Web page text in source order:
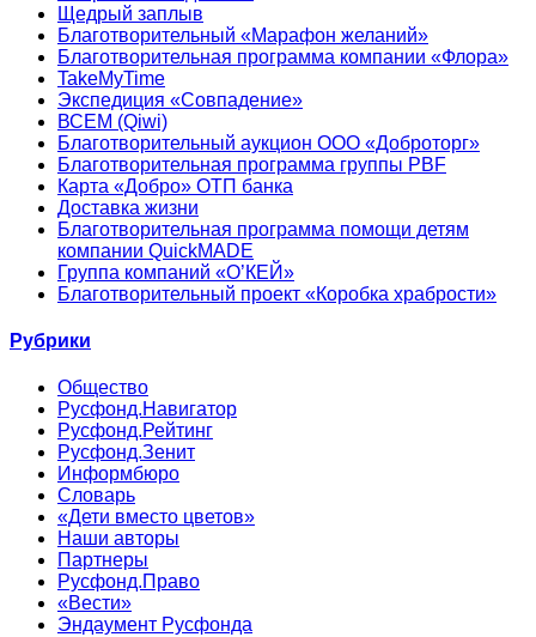
Щедрый заплыв
Благотворительный «Марафон желаний»
Благотворительная программа компании «Флора»
TakeMyTime
Экспедиция «Совпадение»
ВСЕМ (Qiwi)
Благотворительный аукцион ООО «Доброторг»
Благотворительная программа группы PBF
Карта «Добро» ОТП банка
Доставка жизни
Благотворительная программа помощи детям
компании QuickMADE
Группа компаний «О’КЕЙ»
Благотворительный проект «Коробка храбрости»
Рубрики
Общество
Русфонд.Навигатор
Русфонд.Рейтинг
Русфонд.Зенит
Информбюро
Словарь
«Дети вместо цветов»
Наши авторы
Партнеры
Русфонд.Право
«Вести»
Эндаумент Русфонда